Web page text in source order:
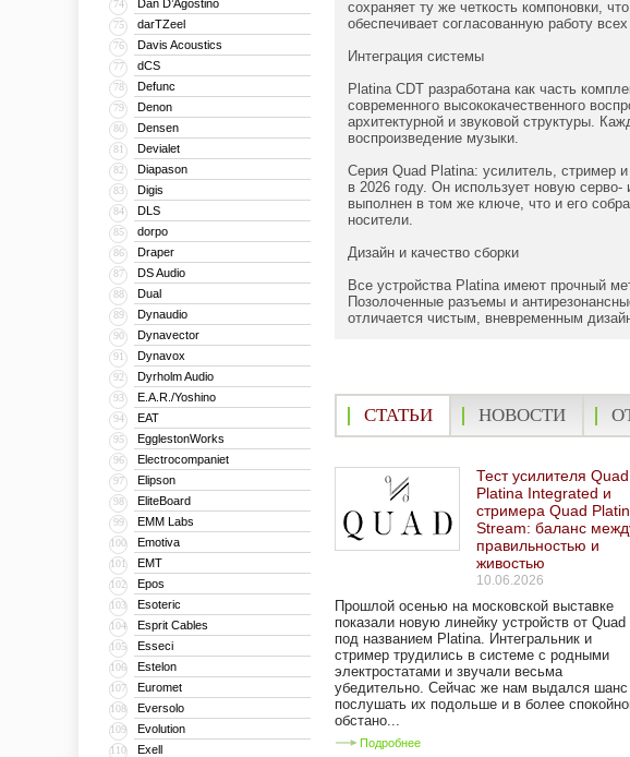
74 Dan D’Agostino
75 darTZeel
76 Davis Acoustics
77 dCS
78 Defunc
79 Denon
80 Densen
81 Devialet
82 Diapason
83 Digis
84 DLS
85 dorpo
86 Draper
87 DS Audio
88 Dual
89 Dynaudio
90 Dynavector
91 Dynavox
92 Dyrholm Audio
93 E.A.R./Yoshino
94 EAT
95 EgglestonWorks
96 Electrocompaniet
97 Elipson
98 EliteBoard
99 EMM Labs
100 Emotiva
101 EMT
102 Epos
103 Esoteric
104 Esprit Cables
105 Esseci
106 Estelon
107 Euromet
108 Eversolo
109 Evolution
110 Exell
сохраняет ту же четкость компоновки,
обеспечивает согласованную работу
Интеграция системы
Platina CDT разработана как часть
современного высококачественного
архитектурной и звуковой структуры.
воспроизведение музыки.
Серия Quad Platina: усилитель, стример
в 2026 году. Он использует новую
выполнен в том же ключе, что и его
носители.
Дизайн и качество сборки
Все устройства Platina имеют прочный
Позолоченные разъемы и
отличается чистым, вневременным
СТАТЬИ НОВОСТИ
Тест усилителя Quad
Platina Integrated и
стримера Quad
Stream: баланс
правильностью и
живостью
10.06.2026
Прошлой осенью на московской выставке
показали новую линейку устройств от Quad
под названием Platina. Интегральник и
стример трудились в системе с родными
электростатами и звучали весьма
убедительно. Сейчас же нам выдался шанс
послушать их подольше и в более
обстано...
Подробнее